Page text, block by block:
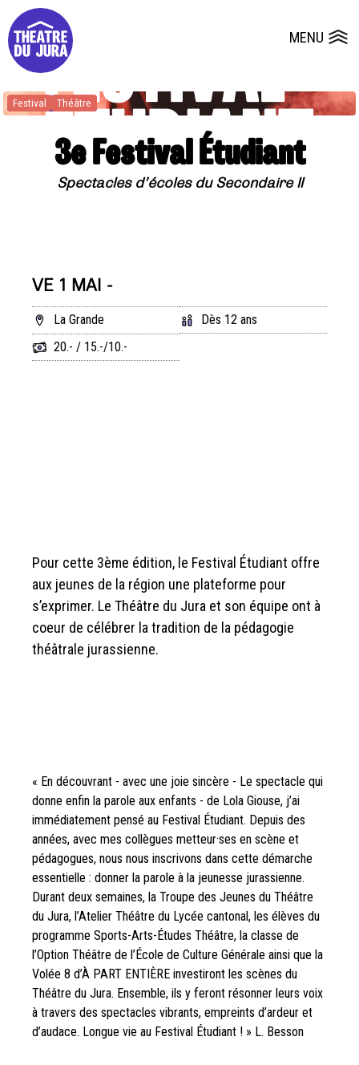
MENU
Presse
Salles
Dépôts de dossiers
Festival Théâtre
3e Festival Étudiant
Spectacles d’écoles du Secondaire II
Pour cette 3ème édition, le Festival Étudiant offre
aux jeunes de la région une plateforme pour
s’exprimer. Le Théâtre du Jura et son équipe ont à
coeur de célébrer la tradition de la pédagogie
théâtrale jurassienne.
« En découvrant - avec une joie sincère - Le spectacle qui
donne enfin la parole aux enfants - de Lola Giouse, j’ai
immédiatement pensé au Festival Étudiant. Depuis des
années, avec mes collègues metteur·ses en scène et
pédagogues, nous nous inscrivons dans cette démarche
essentielle : donner la parole à la jeunesse jurassienne.
Durant deux semaines, la Troupe des Jeunes du Théâtre
du Jura, l’Atelier Théâtre du Lycée cantonal, les élèves du
programme Sports-Arts-Études Théâtre, la classe de
l’Option Théâtre de l’École de Culture Générale ainsi que la
Volée 8 d’À PART ENTIÈRE investiront les scènes du
Théâtre du Jura. Ensemble, ils y feront résonner leurs voix
à travers des spectacles vibrants, empreints d’ardeur et
d’audace. Longue vie au Festival Étudiant ! » L. Besson
VE 1 MAI -
La Grande
Dès 12 ans
20.- / 15.-/10.-